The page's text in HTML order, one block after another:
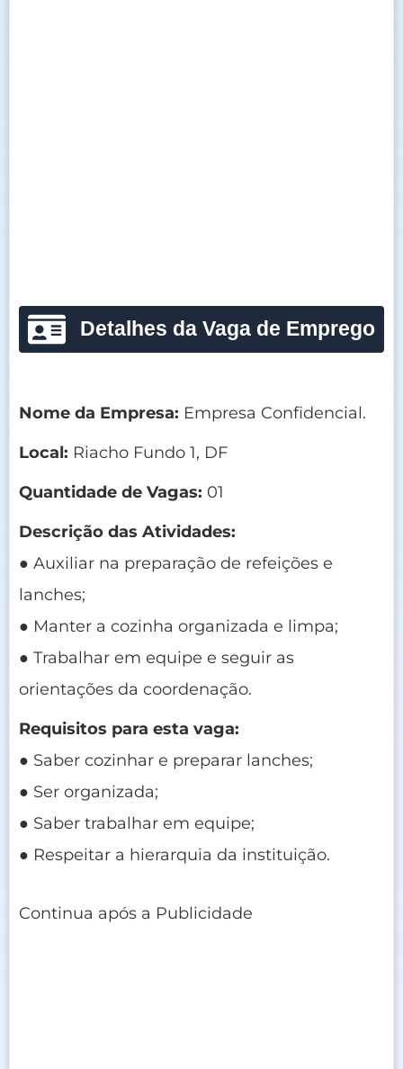
Detalhes da Vaga de Emprego
Nome da Empresa: Empresa Confidencial.
Local: Riacho Fundo 1, DF
Quantidade de Vagas: 01
Descrição das Atividades:
● Auxiliar na preparação de refeições e
lanches;
● Manter a cozinha organizada e limpa;
● Trabalhar em equipe e seguir as
orientações da coordenação.
Requisitos para esta vaga:
● Saber cozinhar e preparar lanches;
● Ser organizada;
● Saber trabalhar em equipe;
● Respeitar a hierarquia da instituição.
Continua após a Publicidade